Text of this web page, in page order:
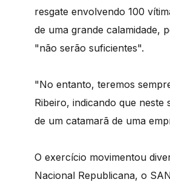
resgate envolvendo 100
de uma grande calamidade,
"não serão suficientes".
"No entanto, teremos
Ribeiro, indicando que
de um catamarã de uma
O exercício movimentou
Nacional Republicana, o